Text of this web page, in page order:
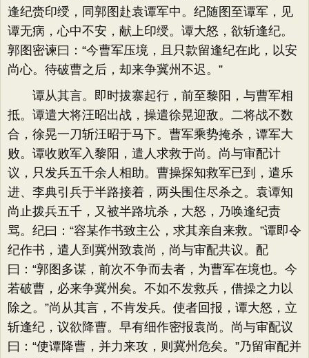
逢纪赍印绶，同郭图赴袁谭军中。纪随图至谭军，见
谭无病，心中不安，献上印绶。谭大怒，欲斩逢纪。
郭图密谏曰：“今曹军压境，且只款留逢纪在此，以安
尚心。待破曹之后，却来争冀州不迟。”
谭从其言。即时拔寨起行，前至黎阳，与曹军相
抵。谭遣大将汪昭出战，操遣徐晃迎敌。二将战不数
合，徐晃一刀斩汪昭于马下。曹军乘势掩杀，谭军大
败。谭收败军入黎阳，遣人求救于尚。尚与审配计
议，只发兵五千余人相助。曹操探知救军已到，遣乐
进、李典引兵于半路接着，两头围住尽杀之。袁谭知
尚止拨兵五千，又被半路坑杀，大怒，乃唤逢纪责
骂。纪曰：“容某作书致主公，求其亲自来救。”谭即令
纪作书，遣人到冀州致袁尚，尚与审配共议。配
曰：“郭图多谋，前次不争而去者，为曹军在境也。今
若破曹，必来争冀州矣。不如不发救兵，借操之力以
除之。”尚从其言，不肯发兵。使者回报，谭大怒，立
斩逢纪，议欲降曹。早有细作密报袁尚。尚与审配议
曰：“使谭降曹，并力来攻，则冀州危矣。”乃留审配并